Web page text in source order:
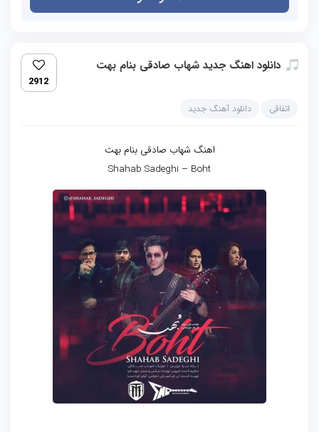
دانلود اهنگ جدید شهاب صادقی بنام بهت
2912
اتفاقی دانلود آهنگ جدید
اهنگ شهاب صادقی بنام بهت
Shahab Sadeghi – Boht